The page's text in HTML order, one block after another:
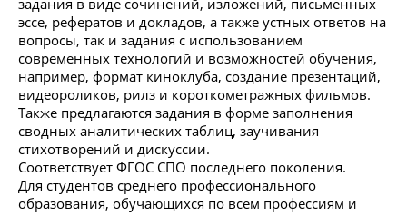
эссе, рефератов и докладов, а также устных ответов на
вопросы, так и задания с использованием
современных технологий и возможностей обучения,
например, формат киноклуба, создание презентаций,
видеороликов, рилз и короткометражных фильмов.
Также предлагаются задания в форме заполнения
сводных аналитических таблиц, заучивания
стихотворений и дискуссии.
Соответствует ФГОС СПО последнего поколения.
Для студентов среднего профессионального
образования, обучающихся по всем профессиям и